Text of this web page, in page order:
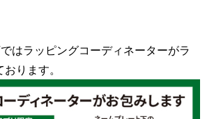
はラッピングコーディネーターがラ
ります。